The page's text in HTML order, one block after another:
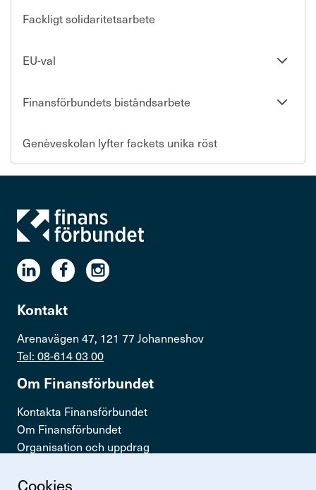
Cookies
Fackligt solidaritetsarbete
EU-val
Se
Finansförbundets biståndsarbete
Se
Genèveskolan lyfter fackets unika röst
Kontakt
Arenavägen 47, 121 77 Johanneshov
Tel: 08-614 03 00
Om Finans­för­bundet
Kontakta Finansförbundet
Om Finansförbundet
Organisation och uppdrag